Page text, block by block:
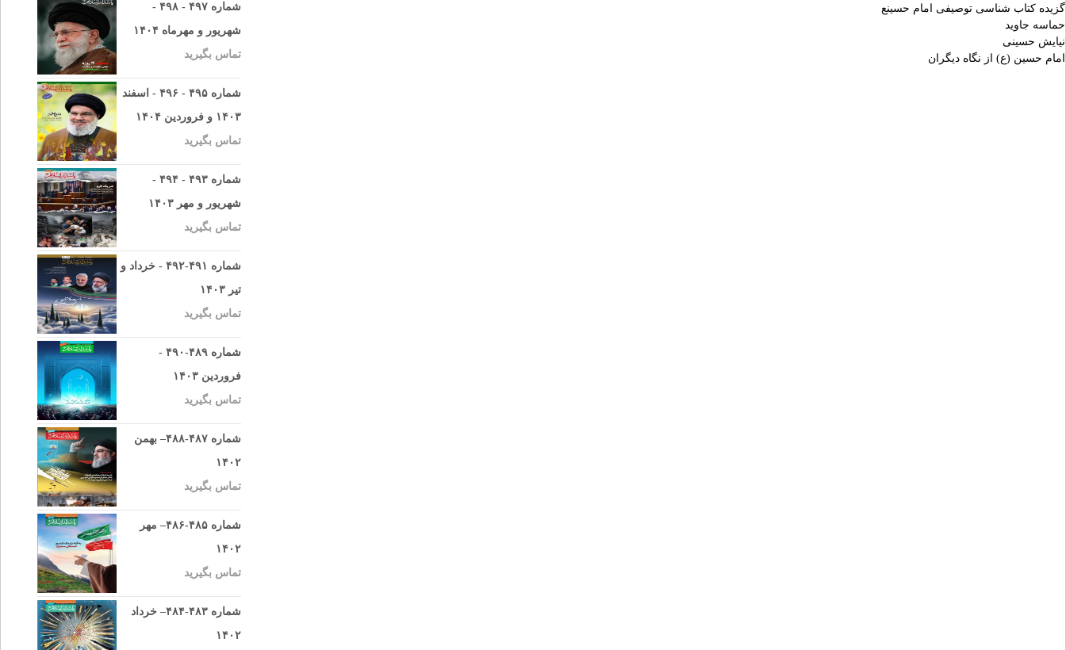
گزيده كتاب شناسى توصيفى امام حسينع
حماسه جاويد
نيايش حسينى
امام حسين (ع) از نگاه ديگران
شماره ۴۹۷ - ۴۹۸ -
شهریور و مهرماه ۱۴۰۴
تماس بگیرید
شماره ۴۹۵ - ۴۹۶ - اسفند
۱۴۰۳ و فروردین ۱۴۰۴
تماس بگیرید
شماره ۴۹۳ - ۴۹۴ -
شهریور و مهر ۱۴۰۳
تماس بگیرید
شماره ۴۹۱-۴۹۲ - خرداد و
تیر ۱۴۰۳
تماس بگیرید
شماره ۴۸۹-۴۹۰ -
فروردین ۱۴۰۳
تماس بگیرید
شماره ۴۸۷-۴۸۸– بهمن
۱۴۰۲
تماس بگیرید
شماره ۴۸۵-۴۸۶– مهر
۱۴۰۲
تماس بگیرید
شماره ۴۸۳-۴۸۴– خرداد
۱۴۰۲